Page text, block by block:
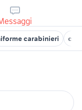
carabinieri